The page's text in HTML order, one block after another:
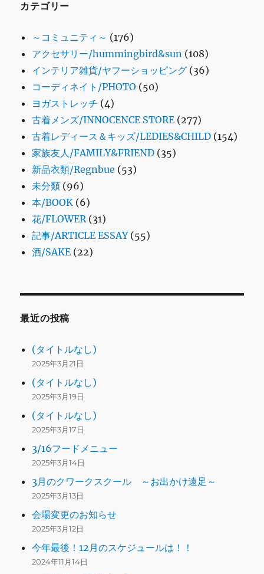
カテゴリー
～コミュニティ～ (176)
アクセサリー/hummingbird&sun (108)
インテリア雑貨/ヤフーショッピング (36)
コーディネイト/PHOTO (50)
ヨガストレッチ (4)
古着メンズ/INNOCENCE STORE (277)
古着レディース＆キッズ/LEDIES&CHILD (154)
家族友人/FAMILY&FRIEND (35)
新品衣類/Regnbue (53)
未分類 (96)
本/BOOK (6)
花/FLOWER(31)
記事/ARTICLE ESSAY(55)
酒/SAKE (22)
最近の投稿
(タイトルなし)
2025年3月21日
(タイトルなし)
2025年3月19日
(タイトルなし)
2025年3月17日
3/16フードメニュー
2025年3月14日
3月のクワークスクール ～お出かけ遠足～
2025年3月13日
会場変更のお知らせ
2025年3月12日
今年最後！12月のスケジュールは！！
2024年11月14日